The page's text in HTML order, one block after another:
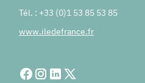
Tél. : +33 (0)1 53 85 53 85
www.iledefrance.fr